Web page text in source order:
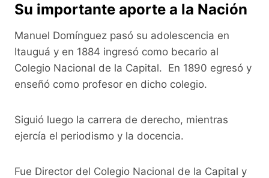
Su importante aporte a la Nación
Manuel Domínguez pasó su adolescencia en
Itauguá y en 1884 ingresó como becario al
Colegio Nacional de la Capital. En 1890 egresó y
enseñó como profesor en dicho colegio.
Siguió luego la carrera de derecho, mientras
ejercía el periodismo y la docencia.
Fue Director del Colegio Nacional de la Capital y